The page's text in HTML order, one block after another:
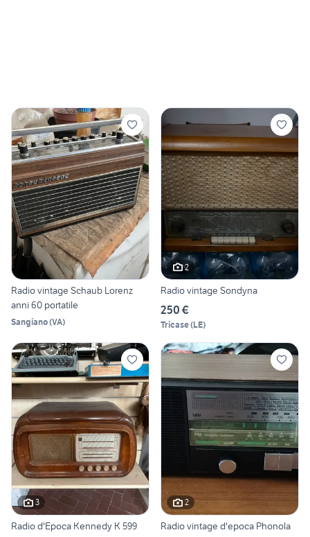
Radio vintage Schaub Lorenz
anni 60 portatile
Sangiano(VA)
2
Radio vintage Sondyna
250 €
Tricase(LE)
3
Radio d'Epoca Kennedy K 599
2
Radio vintage d'epoca Phonola